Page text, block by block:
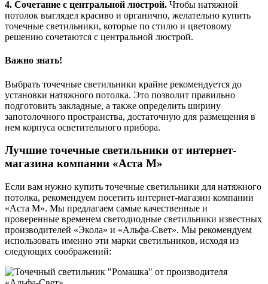
4. Сочетание с центральной люстрой. Чтобы натяжной
потолок выглядел красиво и органично, желательно купить
точечные светильники, которые по стилю и цветовому
решению сочетаются с центральной люстрой.
Важно знать!
Выбрать точечные светильники крайне рекомендуется до
установки натяжного потолка. Это позволит правильно
подготовить закладные, а также определить ширину
запотолочного пространства, достаточную для размещения в
нем корпуса осветительного прибора.
Лучшие точечные светильники от интернет-
магазина компании «Аста М»
Если вам нужно купить точечные светильники для натяжного
потолка, рекомендуем посетить интернет-магазин компании
«Аста М». Мы предлагаем самые качественные и
проверенные временем светодиодные светильники известных
производителей «Экола» и «Альфа-Свет». Мы рекомендуем
использовать именно эти марки светильников, исходя из
следующих соображений: